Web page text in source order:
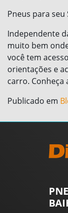
Pneus para seu
Independente
muito bem
você tem
orientações e
carro. Conheça
Publicado em